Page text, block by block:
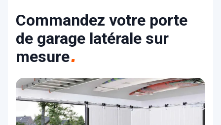
Commandez votre porte
de garage latérale sur
mesure